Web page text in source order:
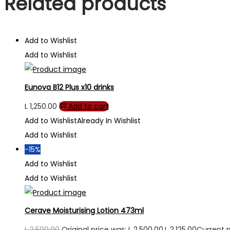
Add to Wishlist
Add to Wishlist
Eunova B12 Plus x10 drinks
L 1,250.00
Add to cart
Add to WishlistAlready In Wishlist
Add to Wishlist
-15%
Add to Wishlist
Add to Wishlist
Cerave Moisturising Lotion 473ml